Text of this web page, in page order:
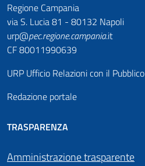
Regione Campania
via S. Lucia 81 - 80132 Napoli
urp@pec.regione.campania.it
CF 80011990639
URP Ufficio Relazioni con il Pubblico
Redazione portale
TRASPARENZA
Amministrazione trasparente